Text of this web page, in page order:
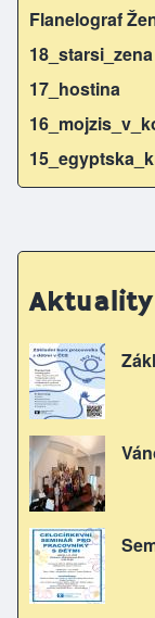
Flanelograf
18_starsi_zena
17_hostina
Aktuality